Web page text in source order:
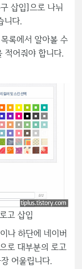
삽입]으로 나뉘
니다.
록에서 알아볼 수
적어줘야 합니다.
고 삽입
나 하단에 네이버
로 대부분의 로고
어울립니다.